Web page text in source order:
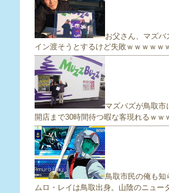
お父さん、マズバ
イン渡そうとするけど失敗ｗｗｗｗｗ
マズバズが鳥取市
開店まで30時間待つ暇な客現れるｗｗ
鳥取市民の俺も知
ムロ・レイは鳥取出身。山陰のニュー